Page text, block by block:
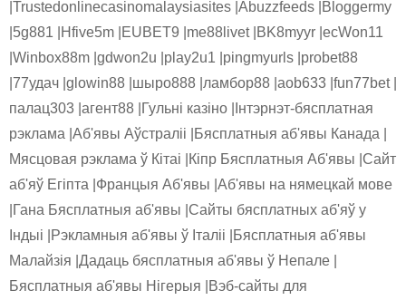
|Trustedonlinecasinomalaysiasites |Abuzzfeeds |Bloggermy
|5g881 |Hfive5m |EUBET9 |me88livet |BK8myyr |ecWon11
|Winbox88m |gdwon2u |play2u1 |pingmyurls |probet88
|77удач |glowin88 |шыро888 |ламбор88 |aob633 |fun77bet |
палац303 |агент88 |Гульні казіно |Інтэрнэт-бясплатная
рэклама |Аб'явы Аўстраліі |Бясплатныя аб'явы Канада |
Мясцовая рэклама ў Кітаі |Кіпр Бясплатныя Аб'явы |Сайт
аб'яў Егіпта |Францыя Аб'явы |Аб'явы на нямецкай мове
|Гана Бясплатныя аб'явы |Сайты бясплатных аб'яў у
Індыі |Рэкламныя аб'явы ў Італіі |Бясплатныя аб'явы
Малайзія |Дадаць бясплатныя аб'явы ў Непале |
Бясплатныя аб'явы Нігерыя |Вэб-сайты для